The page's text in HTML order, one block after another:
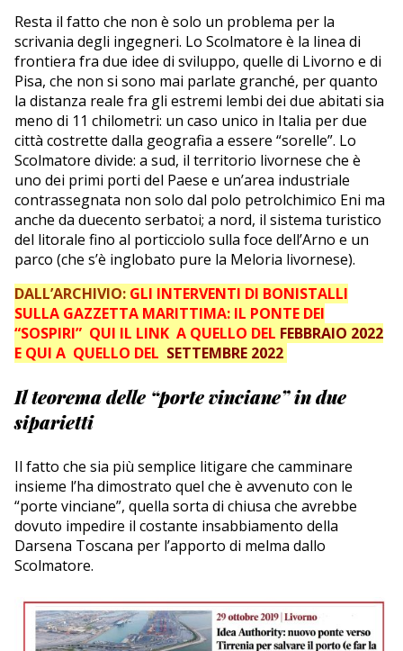
Resta il fatto che non è solo un problema per la
scrivania degli ingegneri. Lo Scolmatore è la linea di
frontiera fra due idee di sviluppo, quelle di Livorno e di
Pisa, che non si sono mai parlate granché, per quanto
la distanza reale fra gli estremi lembi dei due abitati sia
meno di 11 chilometri: un caso unico in Italia per due
città costrette dalla geografia a essere “sorelle”. Lo
Scolmatore divide: a sud, il territorio livornese che è
uno dei primi porti del Paese e un’area industriale
contrassegnata non solo dal polo petrolchimico Eni ma
anche da duecento serbatoi; a nord, il sistema turistico
del litorale fino al porticciolo sulla foce dell’Arno e un
parco (che s’è inglobato pure la Meloria livornese).
DALL’ARCHIVIO: GLI INTERVENTI DI BONISTALLI
SULLA GAZZETTA MARITTIMA: IL PONTE DEI
“SOSPIRI” QUI IL LINK A QUELLO DEL FEBBRAIO 2022
E QUI A QUELLO DEL SETTEMBRE 2022
Il teorema delle “porte vinciane” in due
siparietti
Il fatto che sia più semplice litigare che camminare
insieme l’ha dimostrato quel che è avvenuto con le
“porte vinciane”, quella sorta di chiusa che avrebbe
dovuto impedire il costante insabbiamento della
Darsena Toscana per l’apporto di melma dallo
Scolmatore.